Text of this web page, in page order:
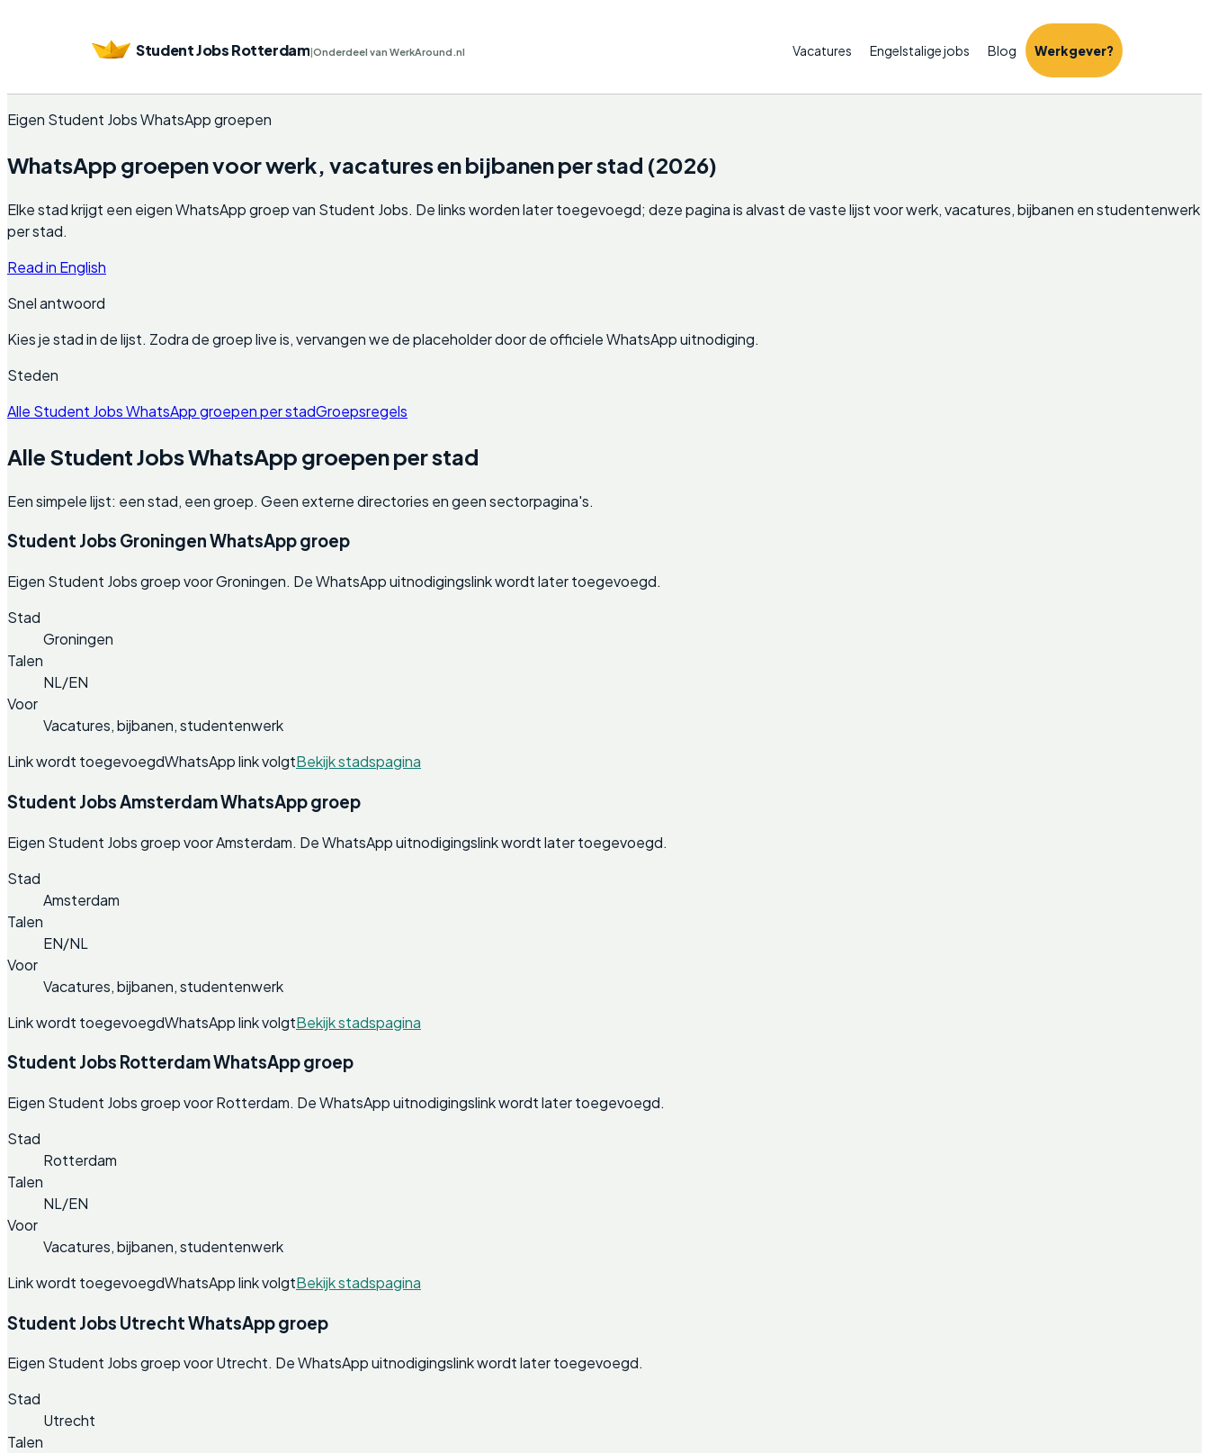
Student Jobs Rotterdam|Onderdeel van WerkAround.nl Vacatures Engelstalige jobs Blog Werkgever?
Eigen Student Jobs WhatsApp groepen
WhatsApp groepen voor werk, vacatures en bijbanen per stad (2026)
Elke stad krijgt een eigen WhatsApp groep van Student Jobs. De links worden later toegevoegd; deze pagina is alvast de vaste lijst voor werk, vacatures, bijbanen en studentenwerk
per stad.
Read in English
Snel antwoord
Kies je stad in de lijst. Zodra de groep live is, vervangen we de placeholder door de officiele WhatsApp uitnodiging.
Steden
Alle Student Jobs WhatsApp groepen per stadGroepsregels
Alle Student Jobs WhatsApp groepen per stad
Een simpele lijst: een stad, een groep. Geen externe directories en geen sectorpagina's.
Student Jobs Groningen WhatsApp groep
Eigen Student Jobs groep voor Groningen. De WhatsApp uitnodigingslink wordt later toegevoegd.
Stad
Groningen
Talen
NL/EN
Voor
Vacatures, bijbanen, studentenwerk
Link wordt toegevoegdWhatsApp link volgtBekijk stadspagina
Student Jobs Amsterdam WhatsApp groep
Eigen Student Jobs groep voor Amsterdam. De WhatsApp uitnodigingslink wordt later toegevoegd.
Stad
Amsterdam
Talen
EN/NL
Voor
Vacatures, bijbanen, studentenwerk
Link wordt toegevoegdWhatsApp link volgtBekijk stadspagina
Student Jobs Rotterdam WhatsApp groep
Eigen Student Jobs groep voor Rotterdam. De WhatsApp uitnodigingslink wordt later toegevoegd.
Stad
Rotterdam
Talen
NL/EN
Voor
Vacatures, bijbanen, studentenwerk
Link wordt toegevoegdWhatsApp link volgtBekijk stadspagina
Student Jobs Utrecht WhatsApp groep
Eigen Student Jobs groep voor Utrecht. De WhatsApp uitnodigingslink wordt later toegevoegd.
Stad
Utrecht
Talen